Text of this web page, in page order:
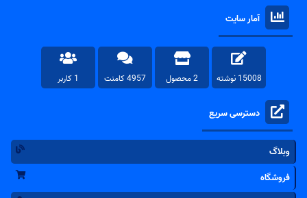
آمار سایت
15008 نوشته 2 محصول 4957 کامنت 1 کاربر
دسترسی سریع
وبلاگ
فروشگاه